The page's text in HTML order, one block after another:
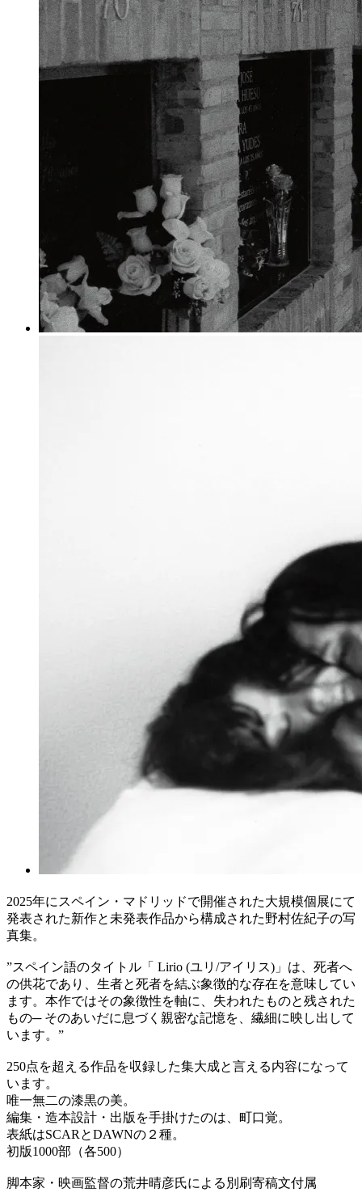
2025年にスペイン・マドリッドで開催された大規模個展にて
発表された新作と未発表作品から構成された野村佐紀子の写
真集。
”スペイン語のタイトル「 Lirio (ユリ/アイリス)」は、死者へ
の供花であり、生者と死者を結ぶ象徴的な存在を意味してい
ます。本作ではその象徴性を軸に、失われたものと残された
もの─ そのあいだに息づく親密な記憶を、繊細に映し出して
います。”
250点を超える作品を収録した集大成と言える内容になって
います。
唯一無二の漆黒の美。
編集・造本設計・出版を手掛けたのは、町口覚。
表紙はSCARとDAWNの２種。
初版1000部（各500）
脚本家・映画監督の荒井晴彦氏による別刷寄稿文付属